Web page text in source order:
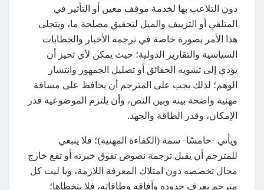
دون التلاعب بها لخدمة موقف معين أو التأثير في
المتلقي أو التزييف والميل لتحقيق مصلحة ما، ويتجلى
هذا الأمر بصورة خاصة في ترجمة الأخبار والخطابات
السياسية والتقارير الدولية؛ حيث يمكن لأي تحيز أن
يؤدي إلى تشويه الحقائق أو تضليل الجمهور وانتشار
الوهم؛ لذلك يجب على المترجم أن يحافظ على مسافة
مهنية واضحة بينه وبين النص، وأن يلتزم الموضوعية قدر
الإمكان، وقدر الطاقة والجهد.
ويأتي -خامسًا- سمة (الكفاءة المهنية)؛ فلا ينبغي
للمترجم أن يقبل ترجمة نصوص تفوق خبرته أو تقع خارج
مجال تخصصه دون امتلاك المعرفة اللازمة، ويا ليت كل
مترجم يعرف حدوده وآفاقه وطاقاته، فلا يتخطاها؛